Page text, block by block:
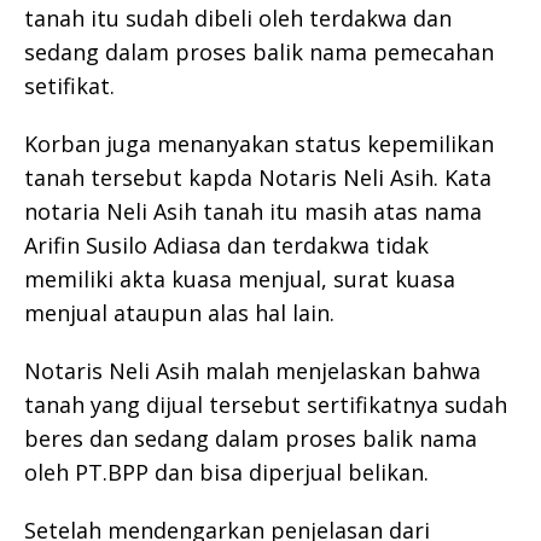
tanah itu sudah dibeli oleh terdakwa dan
sedang dalam proses balik nama pemecahan
setifikat.
Korban juga menanyakan status kepemilikan
tanah tersebut kapda Notaris Neli Asih. Kata
notaria Neli Asih tanah itu masih atas nama
Arifin Susilo Adiasa dan terdakwa tidak
memiliki akta kuasa menjual, surat kuasa
menjual ataupun alas hal lain.
Notaris Neli Asih malah menjelaskan bahwa
tanah yang dijual tersebut sertifikatnya sudah
beres dan sedang dalam proses balik nama
oleh PT.BPP dan bisa diperjual belikan.
Setelah mendengarkan penjelasan dari